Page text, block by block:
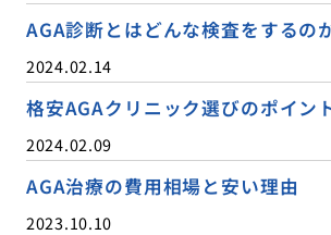
AGA診断とはどんな検査をするの
2024.02.14
格安AGAクリニック選びのポイン
2024.02.09
AGA治療の費用相場と安い理由
2023.10.10